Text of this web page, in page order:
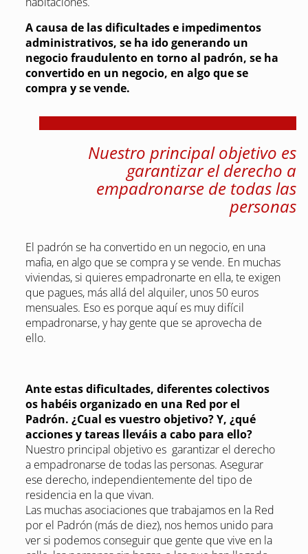
A causa de las dificultades e impedimentos
administrativos, se ha ido generando un
negocio fraudulento en torno al padrón, se ha
convertido en un negocio, en algo que se
compra y se vende.
Nuestro principal objetivo es
garantizar el derecho a
empadronarse de todas las
personas
El padrón se ha convertido en un negocio, en una
mafia, en algo que se compra y se vende. En muchas
viviendas, si quieres empadronarte en ella, te exigen
que pagues, más allá del alquiler, unos 50 euros
mensuales. Eso es porque aquí es muy difícil
empadronarse, y hay gente que se aprovecha de
ello.
Ante estas dificultades, diferentes colectivos
os habéis organizado en una Red por el
Padrón. ¿Cual es vuestro objetivo? Y, ¿qué
acciones y tareas lleváis a cabo para ello?
Nuestro principal objetivo es garantizar el derecho
a empadronarse de todas las personas. Asegurar
ese derecho, independientemente del tipo de
residencia en la que vivan.
Las muchas asociaciones que trabajamos en la Red
por el Padrón (más de diez), nos hemos unido para
ver si podemos conseguir que gente que vive en la